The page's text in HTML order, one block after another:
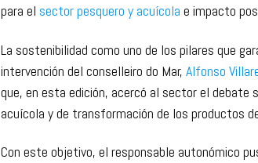
para el sector pesquero y acuícola e impacto
La sostenibilidad como uno de los pilares que
intervención del conselleiro do Mar,Alfonso
que, en esta edición, acercó al sector el debate
acuícola y de transformación de los productos
Con este objetivo, el responsable autonómico